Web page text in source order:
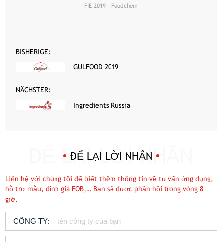
FIE 2019 - Foodchem
BISHERIGE:
GULFOOD 2019
NÄCHSTER:
Ingredients Russia
ĐỂ LẠI LỜI NHẮN
Liên hệ với chúng tôi để biết thêm thông tin về tư vấn ứng dụng,
hỗ trợ mẫu, định giá FOB,… Bạn sẽ được phản hồi trong vòng 8
giờ.